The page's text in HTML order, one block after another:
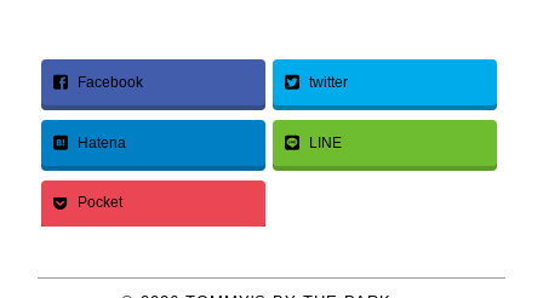
Facebook twitter
Hatena LINE
Pocket